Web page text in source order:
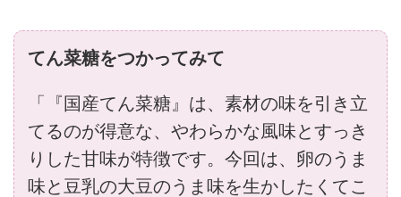
てん菜糖をつかってみて
「『国産てん菜糖』は、素材の味を引き立
てるのが得意な、やわらかな風味とすっき
りした甘味が特徴です。今回は、卵のうま
味と豆乳の大豆のうま味を生かしたくてこ